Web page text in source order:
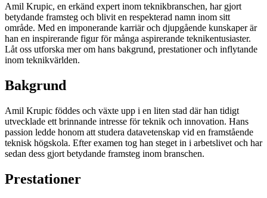
Amil Krupic, en erkänd expert inom teknikbranschen, har gjort
betydande framsteg och blivit en respekterad namn inom sitt
område. Med en imponerande karriär och djupgående kunskaper är
han en inspirerande figur för många aspirerande teknikentusiaster.
Låt oss utforska mer om hans bakgrund, prestationer och inflytande
inom teknikvärlden.
Bakgrund
Amil Krupic föddes och växte upp i en liten stad där han tidigt
utvecklade ett brinnande intresse för teknik och innovation. Hans
passion ledde honom att studera datavetenskap vid en framstående
teknisk högskola. Efter examen tog han steget in i arbetslivet och har
sedan dess gjort betydande framsteg inom branschen.
Prestationer